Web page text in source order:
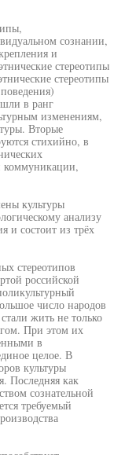
сознании,
и
стереотипы
стереотипы
в ранг
изменениям,
Вторые
стихийно, в
коммуникации,
культуры
анализу
и состоит из трёх
стереотипов
российской
число народов
жить не только
При этом их
в
целое. В
культуры
Последняя как
сознательной
требуемый